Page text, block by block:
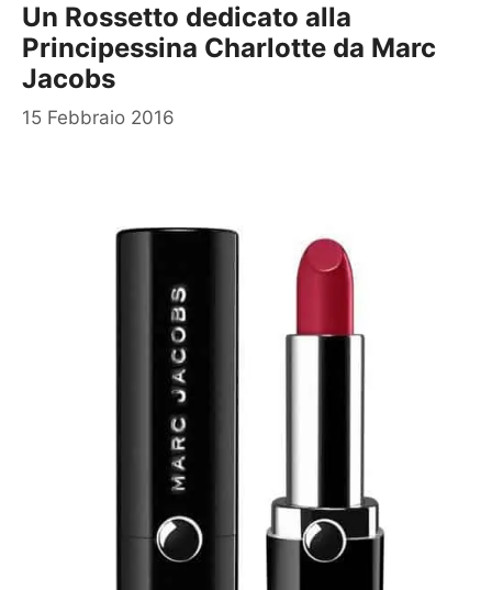
Un Rossetto dedicato alla
Principessina Charlotte da Marc
Jacobs
15 Febbraio 2016